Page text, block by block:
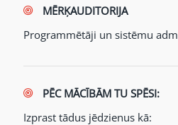
MĒRĶAUDITORIJA
Programmētāji un sistēmu
PĒC MĀCĪBĀM TU SPĒSI:
Izprast tādus jēdzienus kā: